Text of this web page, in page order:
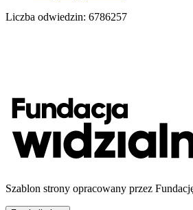
Liczba odwiedzin: 6786257
Szablon strony opracowany przez